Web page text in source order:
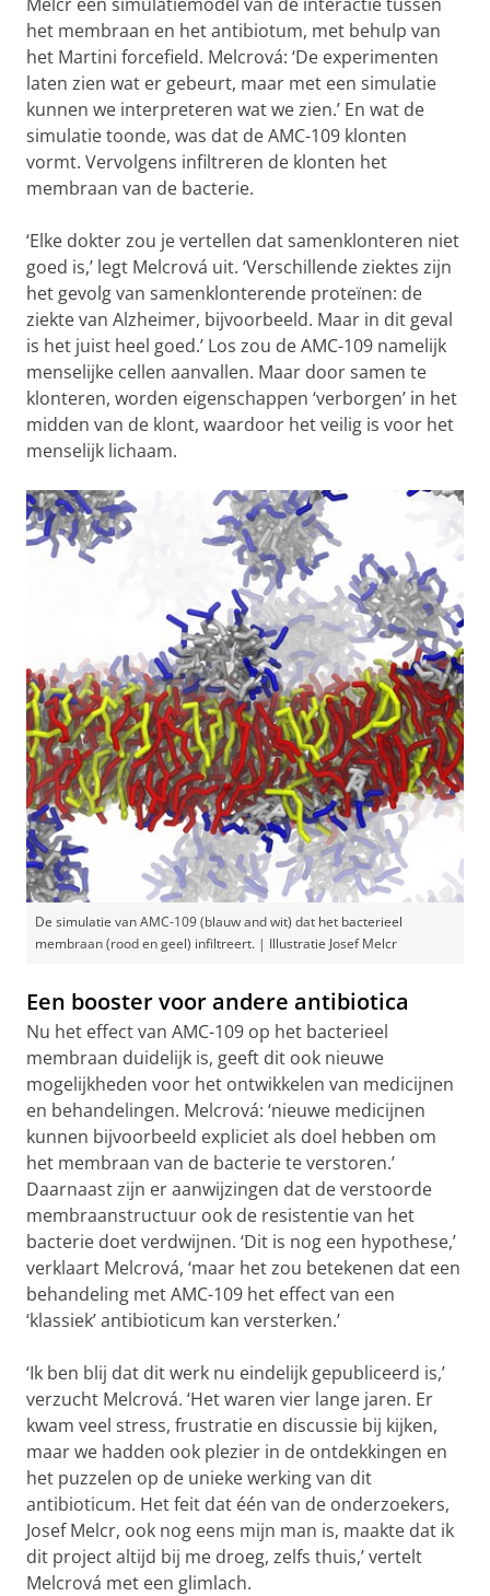
het membraan en het antibiotum, met behulp van
het Martini forcefield. Melcrová: ‘De experimenten
laten zien wat er gebeurt, maar met een simulatie
kunnen we interpreteren wat we zien.’ En wat de
simulatie toonde, was dat de AMC-109 klonten
vormt. Vervolgens infiltreren de klonten het
membraan van de bacterie.
‘Elke dokter zou je vertellen dat samenklonteren niet
goed is,’ legt Melcrová uit. ‘Verschillende ziektes zijn
het gevolg van samenklonterende proteïnen: de
ziekte van Alzheimer, bijvoorbeeld. Maar in dit geval
is het juist heel goed.’ Los zou de AMC-109 namelijk
menselijke cellen aanvallen. Maar door samen te
klonteren, worden eigenschappen ‘verborgen’ in het
midden van de klont, waardoor het veilig is voor het
menselijk lichaam.
De simulatie van AMC-109 (blauw and wit) dat het bacterieel
membraan (rood en geel) infiltreert. | Illustratie Josef Melcr
Een booster voor andere antibiotica
Nu het effect van AMC-109 op het bacterieel
membraan duidelijk is, geeft dit ook nieuwe
mogelijkheden voor het ontwikkelen van medicijnen
en behandelingen. Melcrová: ‘nieuwe medicijnen
kunnen bijvoorbeeld expliciet als doel hebben om
het membraan van de bacterie te verstoren.’
Daarnaast zijn er aanwijzingen dat de verstoorde
membraanstructuur ook de resistentie van het
bacterie doet verdwijnen. ‘Dit is nog een hypothese,’
verklaart Melcrová, ‘maar het zou betekenen dat een
behandeling met AMC-109 het effect van een
‘klassiek’ antibioticum kan versterken.’
‘Ik ben blij dat dit werk nu eindelijk gepubliceerd is,’
verzucht Melcrová. ‘Het waren vier lange jaren. Er
kwam veel stress, frustratie en discussie bij kijken,
maar we hadden ook plezier in de ontdekkingen en
het puzzelen op de unieke werking van dit
antibioticum. Het feit dat één van de onderzoekers,
Josef Melcr, ook nog eens mijn man is, maakte dat ik
dit project altijd bij me droeg, zelfs thuis,’ vertelt
Melcrová met een glimlach.